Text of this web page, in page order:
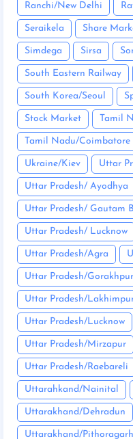
Ranchi/New Delhi
Seraikela Share
Simdega Sirsa
South Eastern Railway
South Korea/Seoul
Stock Market Tamil
Tamil Nadu/Coimbatore
Ukraine/Kiev Uttar
Uttar Pradesh/ Ayodhya
Uttar Pradesh/ Gautam
Uttar Pradesh/ Lucknow
Uttar Pradesh/Agra
Uttar Pradesh/Gorakhpur
Uttar Pradesh/
Uttar Pradesh/Lucknow
Uttar Pradesh/Mirzapur
Uttar Pradesh/Raebareli
Uttarahkand/Nainital
Uttarakhand/Dehradun
Uttarakhand/Pithoragarh